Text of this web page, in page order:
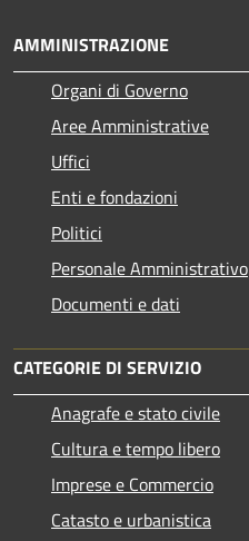
AMMINISTRAZIONE
Organi di Governo
Aree Amministrative
Uffici
Enti e fondazioni
Politici
Personale Amministrativo
Documenti e dati
CATEGORIE DI SERVIZIO
Anagrafe e stato civile
Cultura e tempo libero
Imprese e Commercio
Catasto e urbanistica